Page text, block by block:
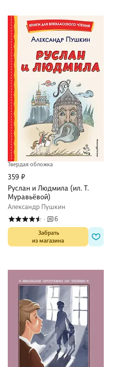
Твердая обложка
359 ₽
Руслан и Людмила (ил. Т.
Муравьёвой)
Александр Пушкин
· 6
Забрать
из магазина